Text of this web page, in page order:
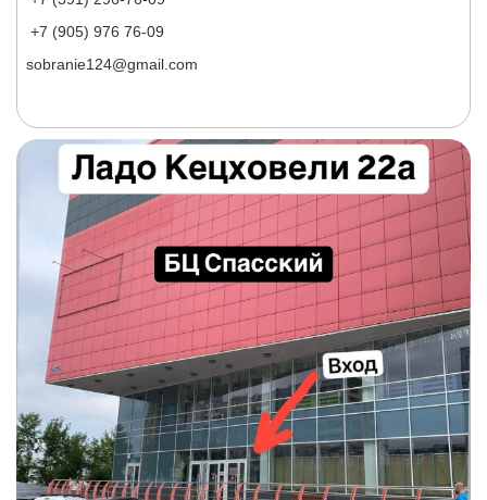
+7 (905) 976 76-09
sobranie124@gmail.com